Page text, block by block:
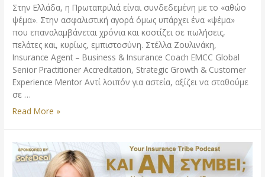
Στην Ελλάδα, η Πρωταπριλιά είναι συνδεδεμένη με το «αθώο
ψέμα». Στην ασφαλιστική αγορά όμως υπάρχει ένα «ψέμα»
που επαναλαμβάνεται χρόνια και κοστίζει σε πωλήσεις,
πελάτες και, κυρίως, εμπιστοσύνη. Στέλλα Ζουλινάκη,
Insurance Agent – Business & Insurance Coach EMCC Global
Senior Practitioner Accreditation, Strategic Growth & Customer
Experience Mentor Αντί λοιπόν για αστεία, αξίζει να σταθούμε
σε …
Read More »